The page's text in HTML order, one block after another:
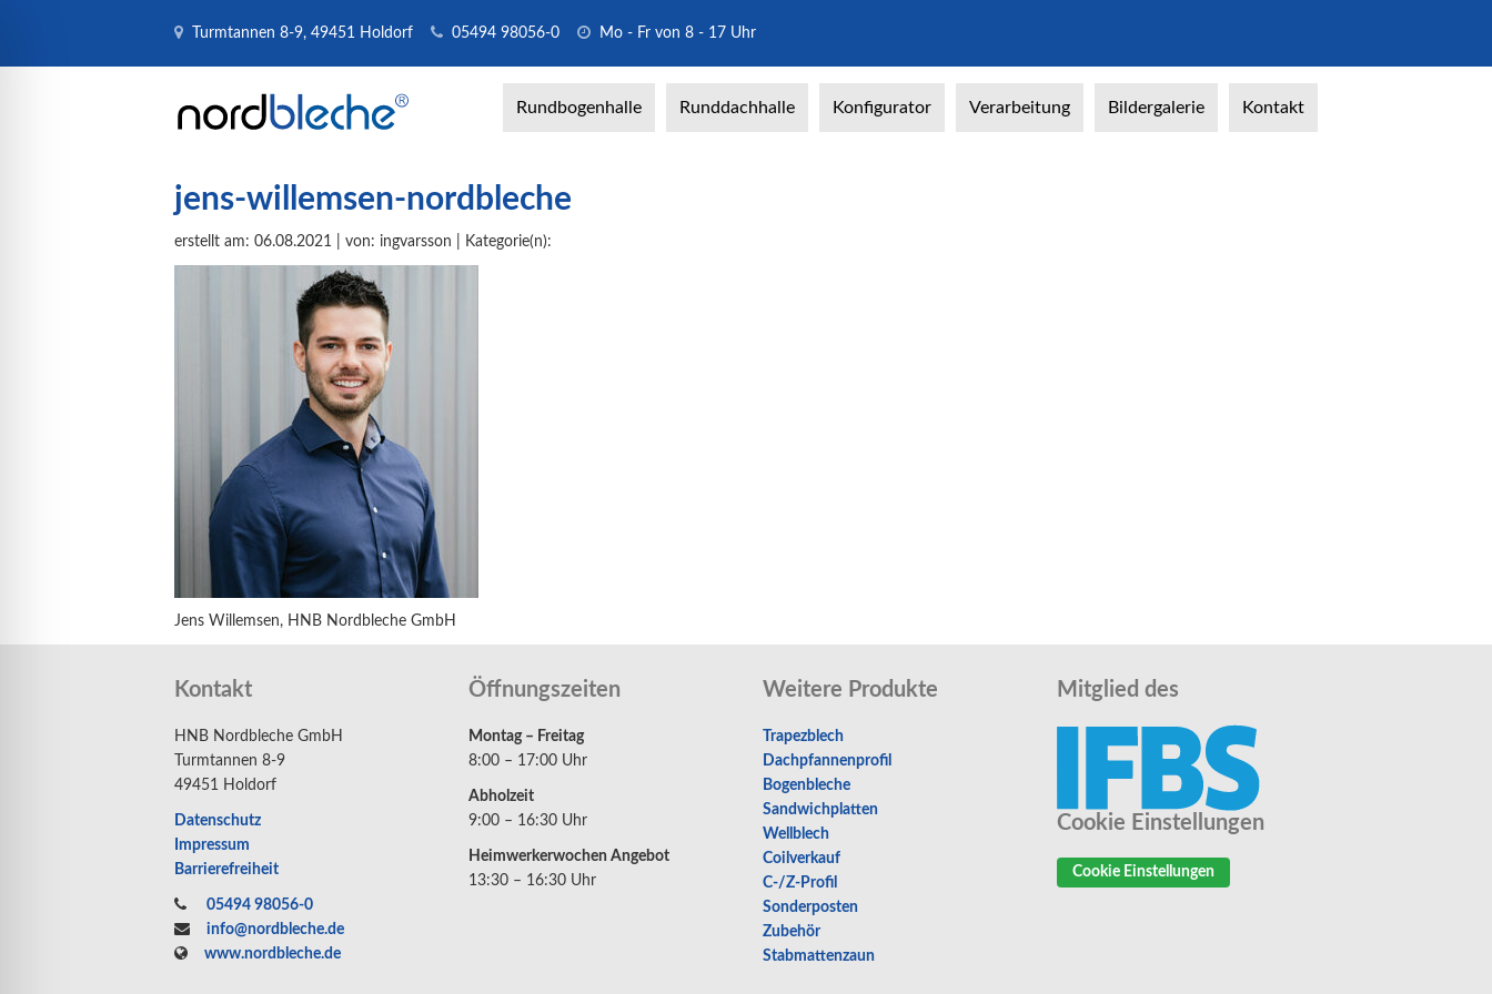
Turmtannen 8-9, 49451 Holdorf 05494 98056-0 Mo - Fr von 8 - 17 Uhr
Rundbogenhalle Runddachhalle Konfigurator Verarbeitung Bildergalerie Kontakt
jens-willemsen-nordbleche
erstellt am: 06.08.2021 | von: ingvarsson | Kategorie(n):
Jens Willemsen, HNB Nordbleche GmbH
Kontakt
HNB Nordbleche GmbH
Turmtannen 8-9
49451 Holdorf
Datenschutz
Impressum
Barrierefreiheit
05494 98056-0
info@nordbleche.de
www.nordbleche.de
Öffnungszeiten
Montag – Freitag
8:00 – 17:00 Uhr
Abholzeit
9:00 – 16:30 Uhr
Heimwerkerwochen Angebot
13:30 – 16:30 Uhr
Weitere Produkte
Trapezblech
Dachpfannenprofil
Bogenbleche
Sandwichplatten
Wellblech
Coilverkauf
C-/Z-Profil
Sonderposten
Zubehör
Stabmattenzaun
Mitglied des
Cookie Einstellungen
Cookie Einstellungen